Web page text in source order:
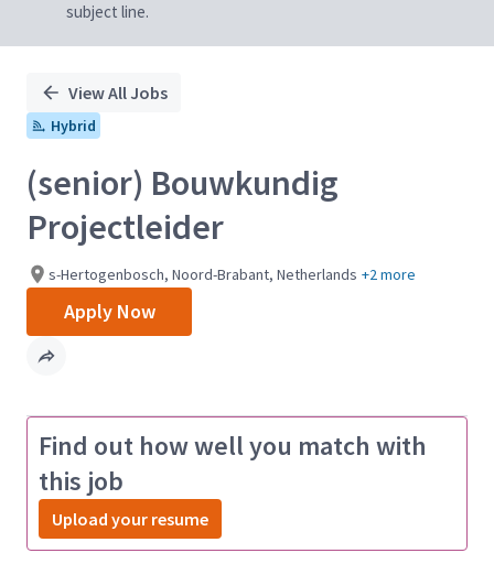
subject line.
View All Jobs
Hybrid
(senior) Bouwkundig
Projectleider
s-Hertogenbosch, Noord-Brabant, Netherlands +2 more
Apply Now
Find out how well you match with
this job
Upload your resume